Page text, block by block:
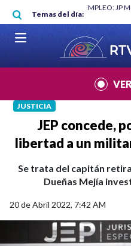
Pasar al contenido principal
Temas del día:
"HABLAR NO ES UN
JUSTICIA
JEP concede,
libertad a un
Se trata del capitán
Dueñas Mejía
20 de Abril 2022, 7:42 AM